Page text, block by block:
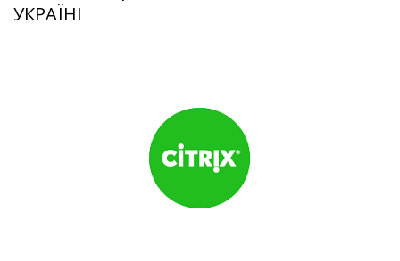
УКРАЇНІ